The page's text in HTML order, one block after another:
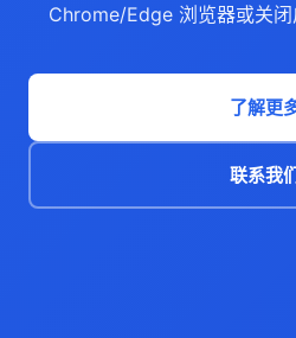
Chrome/Edge 浏览器或关闭
了解更
联系我